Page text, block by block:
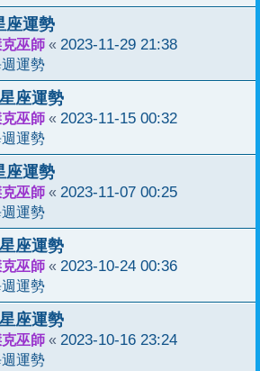
座運勢
巫師 « 2023-11-29 21:38
運勢
座運勢
巫師 « 2023-11-15 00:32
運勢
座運勢
巫師 « 2023-11-07 00:25
運勢
座運勢
巫師 « 2023-10-24 00:36
運勢
座運勢
巫師 « 2023-10-16 23:24
運勢